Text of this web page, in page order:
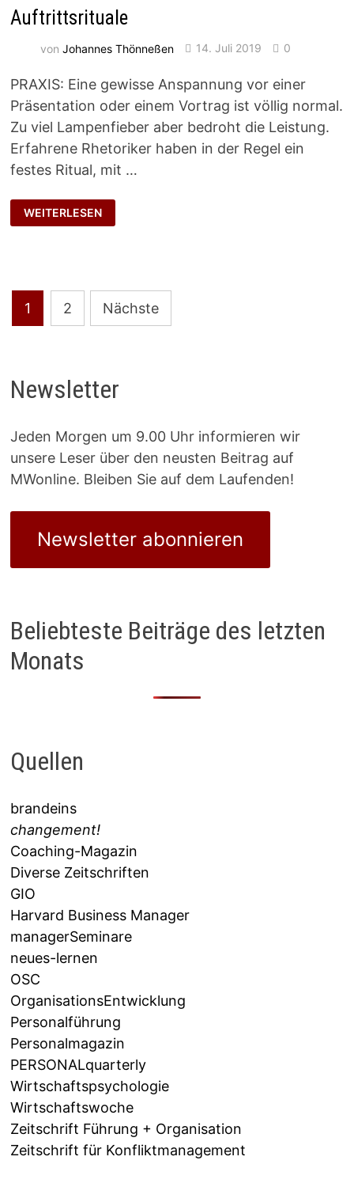
Auftrittsrituale
vonJohannes Thönneßen 14. Juli 2019 0
PRAXIS: Eine gewisse Anspannung vor einer
Präsentation oder einem Vortrag ist völlig normal.
Zu viel Lampenfieber aber bedroht die Leistung.
Erfahrene Rhetoriker haben in der Regel ein
festes Ritual, mit …
AUFTRITTSRITUALE
WEITERLESEN
Seitennummerierung
der
1 2 Nächste
Newsletter
Jeden Morgen um 9.00 Uhr informieren wir
unsere Leser über den neusten Beitrag auf
MWonline. Bleiben Sie auf dem Laufenden!
Newsletter abonnieren
Beliebteste Beiträge des letzten
Monats
Quellen
brandeins
changement!
Coaching-Magazin
Diverse Zeitschriften
GIO
Harvard Business Manager
managerSeminare
neues-lernen
OSC
OrganisationsEntwicklung
Personalführung
Personalmagazin
PERSONALquarterly
Wirtschaftspsychologie
Wirtschaftswoche
Zeitschrift Führung + Organisation
Zeitschrift für Konfliktmanagement